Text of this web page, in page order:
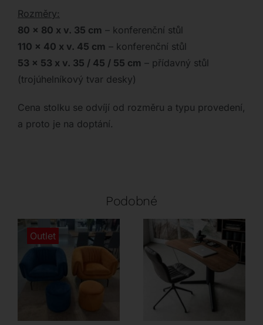
Rozměry:
80 x 80 x v. 35 cm – konferenční stůl
110 x 40 x v. 45 cm – konferenční stůl
53 x 53 x v. 35 / 45 / 55 cm – přídavný stůl
(trojúhelníkový tvar desky)
Cena stolku se odvíjí od rozměru a typu provedení,
a proto je na doptání.
Podobné
Outlet